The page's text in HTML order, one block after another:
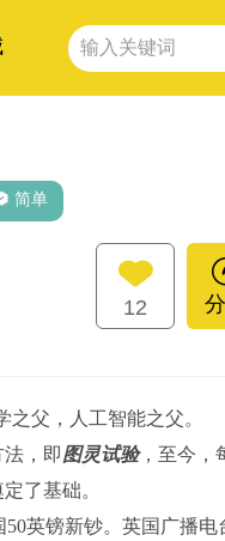
简单
12
之父，人工智能之父。
，即图灵试验，至今，
了基础。
50英镑新钞。英国广播电